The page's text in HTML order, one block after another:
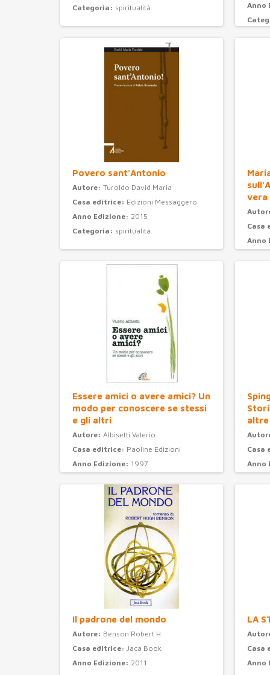
Categoria: spiritualità
Anno
Povero sant'Antonio
Autore: Turoldo David Maria
Casa editrice: Edizioni Messaggero
Anno Edizione: 2015
Categoria: spiritualità
vera
Casa
Anno
Essere amici o avere amici? Un
modo per conoscere se stessi
e gli altri
Autore: Albisetti Valerio
Casa editrice: Paoline Edizioni
Anno Edizione: 1997
Casa
Anno
Il padrone del mondo
Autore: Benson Robert H.
Casa editrice: Jaca Book
Anno Edizione: 2011
LA
Casa
Anno